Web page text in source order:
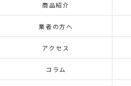
商品紹介
業者の方へ
アクセス
コラム